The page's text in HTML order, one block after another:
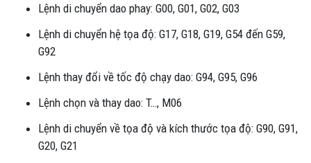
Lệnh di chuyển dao phay: G00, G01, G02, G03
Lệnh di chuyển hệ tọa độ: G17, G18, G19, G54 đến G59,
G92
Lệnh thay đổi về tốc độ chạy dao: G94, G95, G96
Lệnh chọn và thay dao: T…, M06
Lệnh di chuyển về tọa độ và kích thước tọa độ: G90, G91,
G20, G21